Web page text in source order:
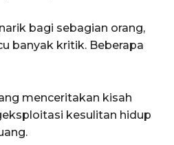
bagi sebagian orang,
banyak kritik. Beberapa
menceritakan kisah
kesulitan hidup